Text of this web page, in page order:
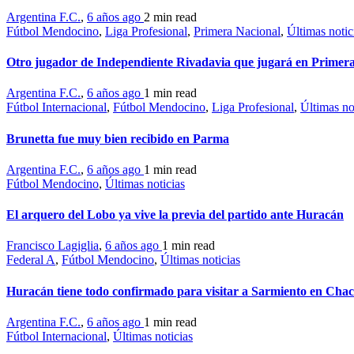
Argentina F.C., 6 años ago 2 min read
Fútbol Mendocino, Liga Profesional, Primera Nacional, Últimas
Otro jugador de Independiente Rivadavia que jugará en
Argentina F.C., 6 años ago 1 min read
Fútbol Internacional, Fútbol Mendocino, Liga Profesional, Últimas
Brunetta fue muy bien recibido en Parma
Argentina F.C., 6 años ago 1 min read
Fútbol Mendocino, Últimas noticias
El arquero del Lobo ya vive la previa del partido ante Huracán
Francisco Lagiglia, 6 años ago 1 min read
Federal A, Fútbol Mendocino, Últimas noticias
Huracán tiene todo confirmado para visitar a Sarmiento en
Argentina F.C., 6 años ago 1 min read
Fútbol Internacional, Últimas noticias